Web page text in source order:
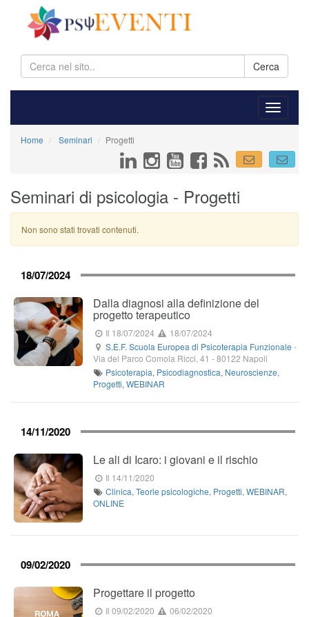
Cerca
Home Seminari Progetti
Seminari di psicologia - Progetti
Non sono stati trovati contenuti.
18/07/2024
Dalla diagnosi alla definizione del
progetto terapeutico
Il 18/07/2024
18/07/2024
S.E.F. Scuola Europea di Psicoterapia Funzionale -
Via del Parco Comola Ricci, 41 -80122 Napoli
Psicoterapia, Psicodiagnostica, Neuroscienze,
Progetti, WEBINAR
14/11/2020
Le ali di Icaro: i giovani e il rischio
Il 14/11/2020
Clinica,Teorie psicologiche, Progetti,WEBINAR,
ONLINE
09/02/2020
Progettare il progetto
Il 09/02/2020
06/02/2020